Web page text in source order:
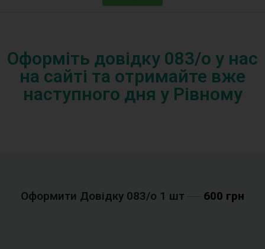
Оформіть довідку 083/o у нас
на сайті та отримайте вже
наступного дня у Рівному
Оформити Довідку 083/o 1 шт 600 грн